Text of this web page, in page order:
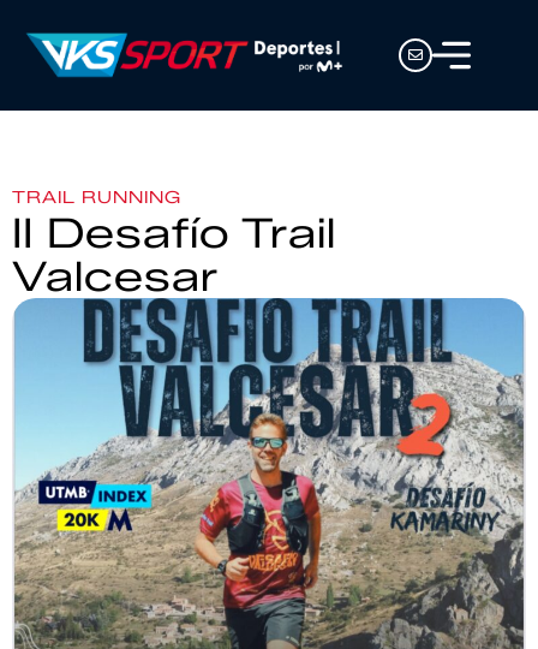
TRAIL RUNNING
II Desafío Trail
Valcesar